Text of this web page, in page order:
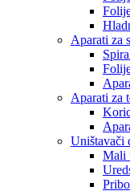
Aparati za
Aparati za
Uništavači
Mali